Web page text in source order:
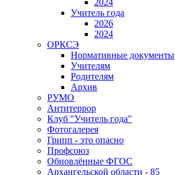
Учитель года
2026
2024
ОРКСЭ
Нормативные документы
Учителям
Родителям
Архив
РУМО
Антитеррор
Клуб "Учитель года"
Фотогалерея
Грипп - это опасно
Профсоюз
Обновлённые ФГОС
Архангельской области - 85